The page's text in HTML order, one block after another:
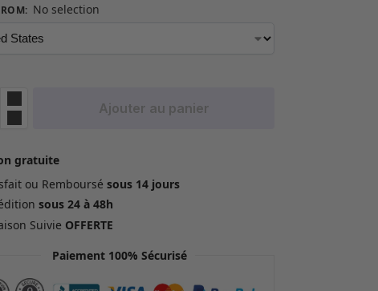
: No selection
Ajouter au panier
gratuite
ou Remboursésous 14 jours
sous 24 à 48h
Suivie OFFERTE
Paiement 100% Sécurisé